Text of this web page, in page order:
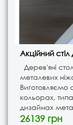
Акційний стіл
Дерев'яні
металевих
Виготовляємо
кольорах,
дизайнах
стільниця 2-3
26139 грн